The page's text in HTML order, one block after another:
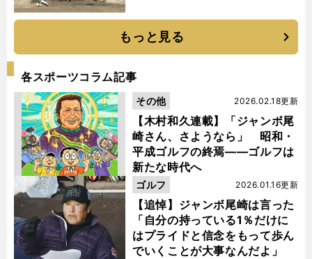
もっと見る
各スポーツコラム記事
【木村和久連載】「ジャンボ尾
崎さん、さようなら」 昭和・
平成ゴルフの終焉――ゴルフは
新たな時代へ
2026.02.18更新
その他
【追悼】ジャンボ尾崎は言った
「自分の持っている1％だけに
はプライドと信念をもって歩ん
でいくことが大事なんだよ」
2026.01.16更新
ゴルフ